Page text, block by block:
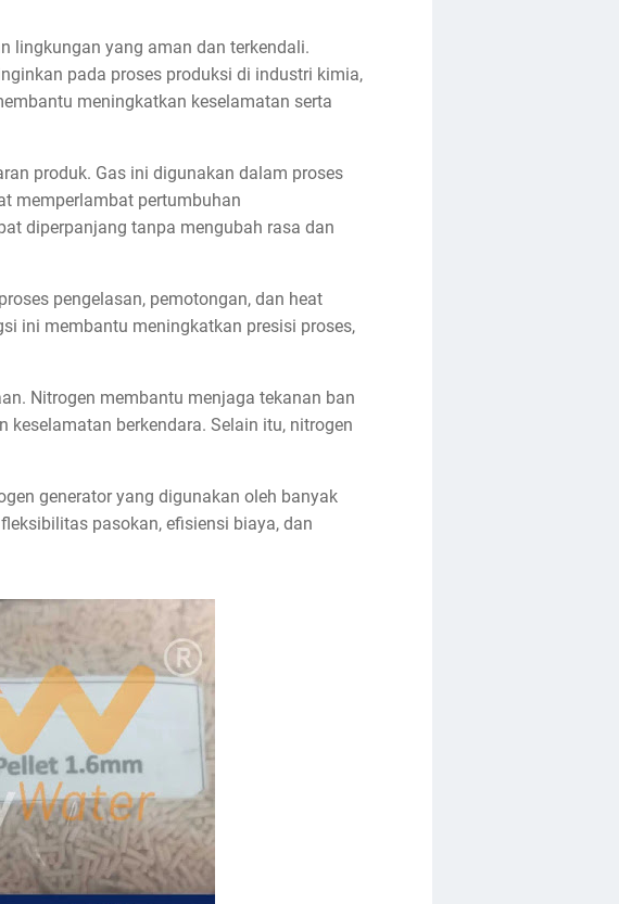
lingkungan yang aman dan terkendali.
pada proses produksi di industri kimia,
meningkatkan keselamatan serta
produk. Gas ini digunakan dalam proses
memperlambat pertumbuhan
diperpanjang tanpa mengubah rasa dan
pengelasan, pemotongan, dan heat
ini membantu meningkatkan presisi proses,
Nitrogen membantu menjaga tekanan ban
keselamatan berkendara. Selain itu, nitrogen
generator yang digunakan oleh banyak
pasokan, efisiensi biaya, dan